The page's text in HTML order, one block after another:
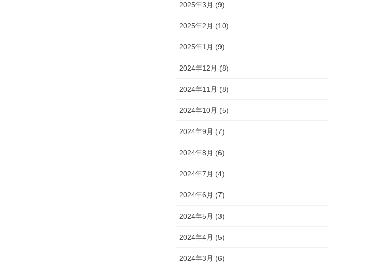
2025年3月 (9)
2025年2月 (10)
2025年1月 (9)
2024年12月 (8)
2024年11月 (8)
2024年10月 (5)
2024年9月 (7)
2024年8月 (6)
2024年7月 (4)
2024年6月 (7)
2024年5月 (3)
2024年4月 (5)
2024年3月 (6)